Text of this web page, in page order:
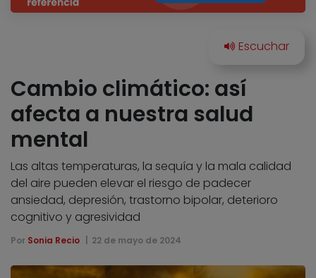
Cambio climático: así
afecta a nuestra salud
mental
Las altas temperaturas, la sequía y la mala calidad
del aire pueden elevar el riesgo de padecer
ansiedad, depresión, trastorno bipolar, deterioro
cognitivo y agresividad
Por Sonia Recio 22 de mayo de 2024